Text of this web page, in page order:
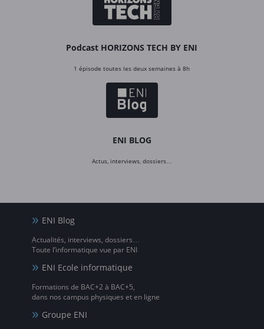
Podcast HORIZONS TECH BY ENI
1 épisode toutes les deux semaines à 8h
ENI BLOG
Actus, interviews, dossiers…
ENI Blog
Actualités, interviews, dossiers…
Toute l’informatique vue par ENI
ENI Ecole informatique
Formations de BAC+2 à BAC+5,
dans nos campus physiques et en ligne
Groupe ENI